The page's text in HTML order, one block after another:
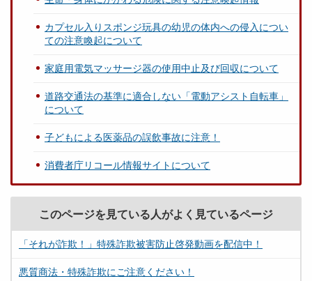
カプセル入りスポンジ玩具の幼児の体内への侵入につい
ての注意喚起について
家庭用電気マッサージ器の使用中止及び回収について
道路交通法の基準に適合しない「電動アシスト自転車」
について
子どもによる医薬品の誤飲事故に注意！
消費者庁リコール情報サイトについて
このページを見ている人がよく見ているページ
「それが詐欺！」特殊詐欺被害防止啓発動画を配信中！
悪質商法・特殊詐欺にご注意ください！